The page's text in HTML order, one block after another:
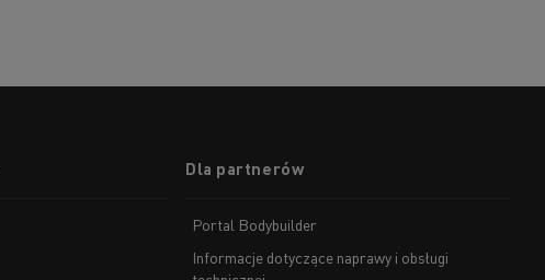
Dla partnerów
Portal Bodybuilder
Informacje dotyczące naprawy i obsługi